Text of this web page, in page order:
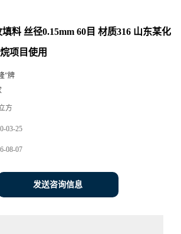
料 丝径0.15mm 60目 材质316 山东某化
项目使用
”牌
方
03-25
08-07
发送咨询信息